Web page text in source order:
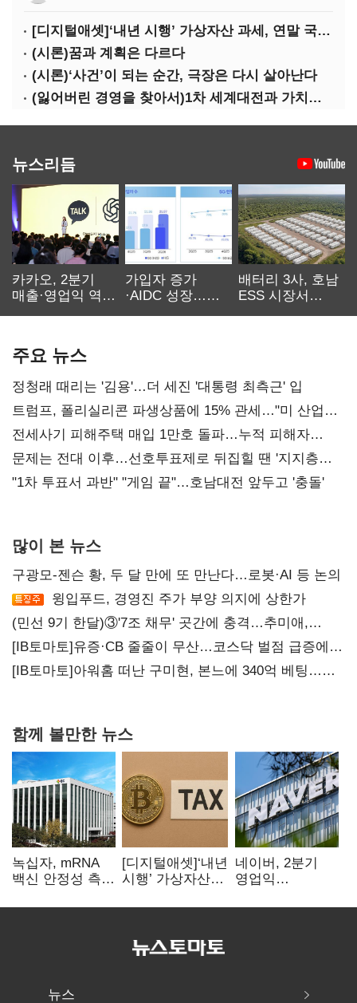
[디지털애셋]‘내년 시행’ 가상자산 과세, 연말 국회 문턱 넘을까
(시론)꿈과 계획은 다르다
(시론)‘사건’이 되는 순간, 극장은 다시 살아난다
(잃어버린 경영을 찾아서)1차 세계대전과 가치의 전도: 불황기 리스크 매니지먼트[윤리]
뉴스리듬
카카오, 2분기
매출·영업익 역대
가입자 증가
·AIDC 성장…
배터리 3사, 호남
ESS 시장서
주요 뉴스
정청래 때리는 '김용'…더 세진 '대통령 최측근' 입
트럼프, 폴리실리콘 파생상품에 15% 관세…"미 산업
재건"
전세사기 피해주택 매입 1만호 돌파…누적 피해자
4만278명
문제는 전대 이후…선호투표제로 뒤집힐 땐 '지지층
불복'
"1차 투표서 과반" "게임 끝"…호남대전 앞두고 '충돌'
많이 본 뉴스
구광모-젠슨 황, 두 달 만에 또 만난다…로봇·AI 등 논의
윙입푸드, 경영진 주가 부양 의지에 상한가
(민선 9기 한달)③'7조 채무' 곳간에 충격…추미애,
20년만에 '비상재정' 선언 승부수
[IB토마토]유증·CB 줄줄이 무산…코스닥 벌점 급증에
상폐 압박
[IB토마토]아워홈 떠난 구미현, 본느에 340억 베팅…
함께 볼만한 뉴스
녹십자, mRNA
백신 안정성 측정
[디지털애셋]‘내년
시행’ 가상자산
문턱 넘을까
네이버, 2분기
영업익
전년비 0.2%
뉴스